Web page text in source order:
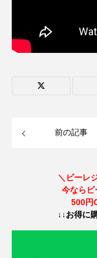
前の記事
＼ビーレ
今ならビ
500円
↓↓お得に